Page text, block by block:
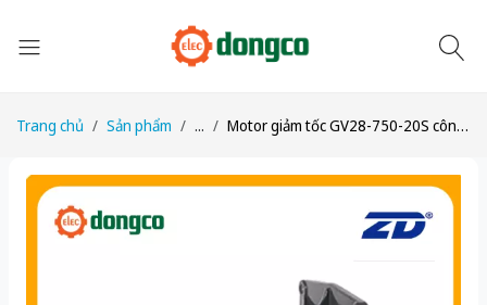
Trang chủ Sản phẩm ... Motor giảm tốc GV28-750-20S công suất 1HP (750W) 0,75kW 1/20 kiểu lắp Mặt bích